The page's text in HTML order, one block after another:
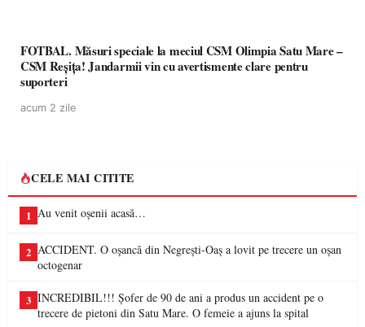
FOTBAL. Măsuri speciale la meciul CSM Olimpia Satu Mare –
CSM Reșița! Jandarmii vin cu avertismente clare pentru
suporteri
acum 2 zile
CELE MAI CITITE
1 Au venit oșenii acasă…
2 ACCIDENT. O oșancă din Negrești-Oaș a lovit pe trecere un oșan
octogenar
3 INCREDIBIL!!! Șofer de 90 de ani a produs un accident pe o
trecere de pietoni din Satu Mare. O femeie a ajuns la spital